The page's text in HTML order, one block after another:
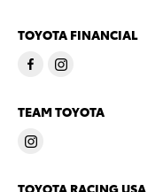
TOYOTA FINANCIAL
TEAM TOYOTA